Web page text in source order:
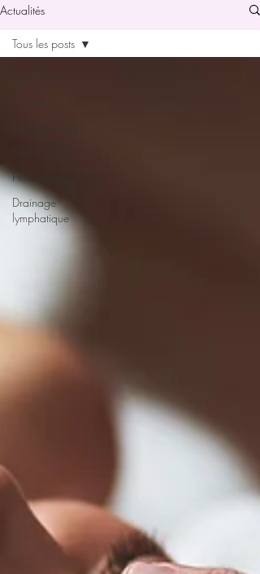
Actualités
Herboristerie
Drainage
lymphatique
Tous les posts